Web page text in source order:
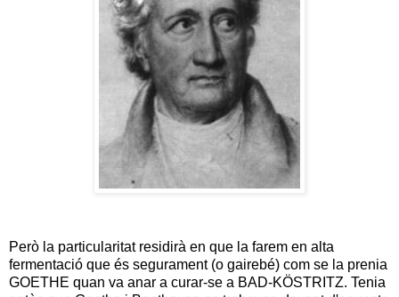
Però la particularitat residirà en que la farem en alta
fermentació que és segurament (o gairebé) com se la prenia
GOETHE quan va anar a curar-se a BAD-KÖSTRITZ. Tenia